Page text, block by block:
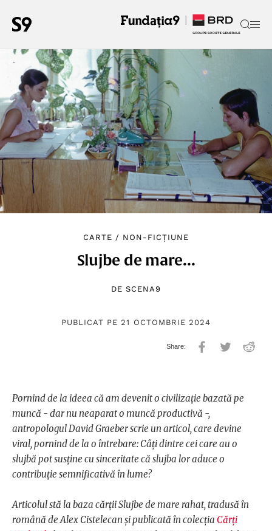
CARTE / NON-FICȚIUNE
Slujbe de mare...
DE SCENA9
PUBLICAT PE 21 OCTOMBRIE 2024
Pornind de la ideea că am devenit o civilizație bazată pe
muncă - dar nu neaparat o muncă productivă -,
antropologul David Graeber scrie un articol, care devine
viral, pornind de la o întrebare: Câți dintre cei care au o
slujbă pot susține cu sinceritate că slujba lor aduce o
contribuție semnificativă în lume?
Articolul stă la baza cărții Slujbe de mare rahat, tradusă în
română de Alex Cistelecan și publicată în colecția Cărţi